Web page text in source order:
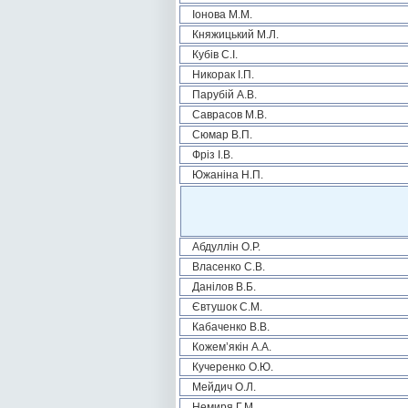
Іонова М.М.
Княжицький М.Л.
Кубів С.І.
Никорак І.П.
Парубій А.В.
Саврасов М.В.
Сюмар В.П.
Фріз І.В.
Южаніна Н.П.
Абдуллін О.Р.
Власенко С.В.
Данілов В.Б.
Євтушок С.М.
Кабаченко В.В.
Кожем’якін А.А.
Кучеренко О.Ю.
Мейдич О.Л.